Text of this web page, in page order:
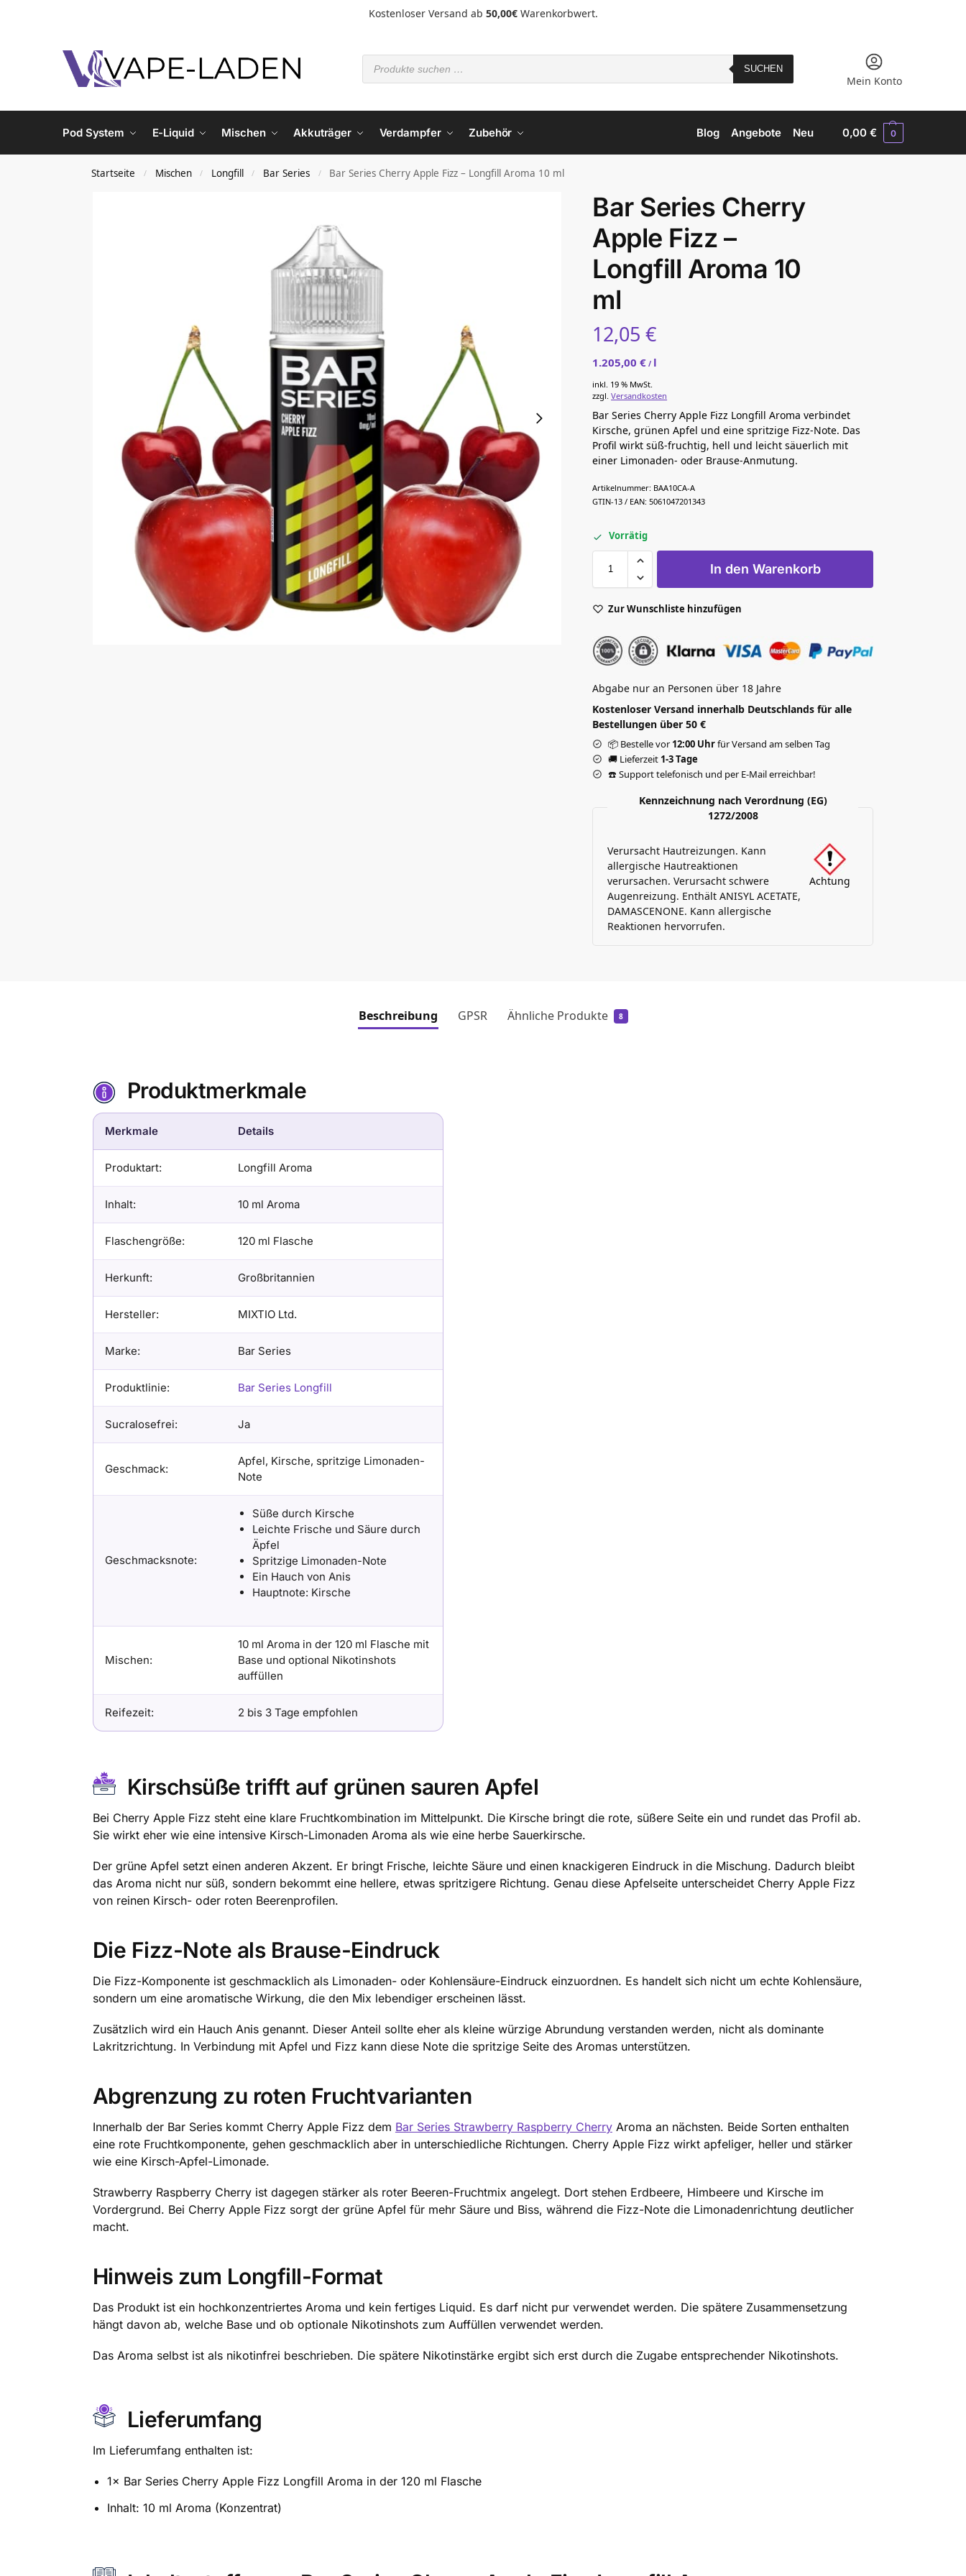
Kostenloser Versand ab 50,00€Warenkorbwert.
SUCHEN
Mein Konto
Pod System E-Liquid Mischen Akkuträger Verdampfer Zubehör Neu
Angebote
Blog 0,00€ 0
Startseite / Mischen / Longfill / Bar Series / Bar Series Cherry Apple Fizz – Longfill Aroma 10 ml
Bar Series Cherry
Apple Fizz –
Longfill Aroma 10
ml
12,05€
1.205,00€ / l
inkl. 19 % MwSt.
zzgl.Versandkosten
Bar Series Cherry Apple Fizz Longfill Aroma verbindet
Kirsche, grünen Apfel und eine spritzige Fizz-Note. Das
Profil wirkt süß-fruchtig, hell und leicht säuerlich mit
einer Limonaden- oder Brause-Anmutung.
Artikelnummer: BAA10CA-A
GTIN-13 / EAN: 5061047201343
Vorrätig
In den Warenkorb
Zur Wunschliste hinzufügen
Abgabe nur an Personen über 18 Jahre
Kostenloser Versand innerhalb Deutschlands für alle
Bestellungen über 50 €
📦 Bestelle vor12:00 Uhrfür Versand am selben Tag
🚚 Lieferzeit 1-3 Tage
☎️ Support telefonisch und per E-Mail erreichbar!
Kennzeichnung nach Verordnung (EG)
1272/2008
Verursacht Hautreizungen. Kann
allergische Hautreaktionen
verursachen. Verursacht schwere
Augenreizung. Enthält ANISYL ACETATE,
DAMASCENONE. Kann allergische
Reaktionen hervorrufen.
Achtung
Beschreibung GPSR Ähnliche Produkte 8
Produktmerkmale
Merkmale Details
Produktart: Longfill Aroma
Inhalt: 10 ml Aroma
Flaschengröße: 120 ml Flasche
Herkunft: Großbritannien
Hersteller: MIXTIO Ltd.
Marke: Bar Series
Produktlinie: Bar Series Longfill
Sucralosefrei: Ja
Geschmack:
Apfel, Kirsche, spritzige Limonaden-
Note
Geschmacksnote:
Süße durch Kirsche
Leichte Frische und Säure durch
Äpfel
Spritzige Limonaden-Note
Ein Hauch von Anis
Hauptnote: Kirsche
Mischen:
10 ml Aroma in der 120 ml Flasche mit
Base und optional Nikotinshots
auffüllen
Reifezeit: 2 bis 3 Tage empfohlen
Kirschsüße trifft auf grünen sauren Apfel
Bei Cherry Apple Fizz steht eine klare Fruchtkombination im Mittelpunkt. Die Kirsche bringt die rote, süßere Seite ein und rundet das Profil ab.
Sie wirkt eher wie eine intensive Kirsch-Limonaden Aroma als wie eine herbe Sauerkirsche.
Der grüne Apfel setzt einen anderen Akzent. Er bringt Frische, leichte Säure und einen knackigeren Eindruck in die Mischung. Dadurch bleibt
das Aroma nicht nur süß, sondern bekommt eine hellere, etwas spritzigere Richtung. Genau diese Apfelseite unterscheidet Cherry Apple Fizz
von reinen Kirsch- oder roten Beerenprofilen.
Die Fizz-Note als Brause-Eindruck
Die Fizz-Komponente ist geschmacklich als Limonaden- oder Kohlensäure-Eindruck einzuordnen. Es handelt sich nicht um echte Kohlensäure,
sondern um eine aromatische Wirkung, die den Mix lebendiger erscheinen lässt.
Zusätzlich wird ein Hauch Anis genannt. Dieser Anteil sollte eher als kleine würzige Abrundung verstanden werden, nicht als dominante
Lakritzrichtung. In Verbindung mit Apfel und Fizz kann diese Note die spritzige Seite des Aromas unterstützen.
Abgrenzung zu roten Fruchtvarianten
Innerhalb der Bar Series kommt Cherry Apple Fizz dem Bar Series Strawberry Raspberry CherryAroma an nächsten. Beide Sorten enthalten
eine rote Fruchtkomponente, gehen geschmacklich aber in unterschiedliche Richtungen. Cherry Apple Fizz wirkt apfeliger, heller und stärker
wie eine Kirsch-Apfel-Limonade.
Strawberry Raspberry Cherry ist dagegen stärker als roter Beeren-Fruchtmix angelegt. Dort stehen Erdbeere, Himbeere und Kirsche im
Vordergrund. Bei Cherry Apple Fizz sorgt der grüne Apfel für mehr Säure und Biss, während die Fizz-Note die Limonadenrichtung deutlicher
macht.
Hinweis zum Longfill-Format
Das Produkt ist ein hochkonzentriertes Aroma und kein fertiges Liquid. Es darf nicht pur verwendet werden. Die spätere Zusammensetzung
hängt davon ab, welche Base und ob optionale Nikotinshots zum Auffüllen verwendet werden.
Das Aroma selbst ist als nikotinfrei beschrieben. Die spätere Nikotinstärke ergibt sich erst durch die Zugabe entsprechender Nikotinshots.
Lieferumfang
Im Lieferumfang enthalten ist:
1× Bar Series Cherry Apple Fizz Longfill Aroma in der 120 ml Flasche
Inhalt: 10 ml Aroma (Konzentrat)